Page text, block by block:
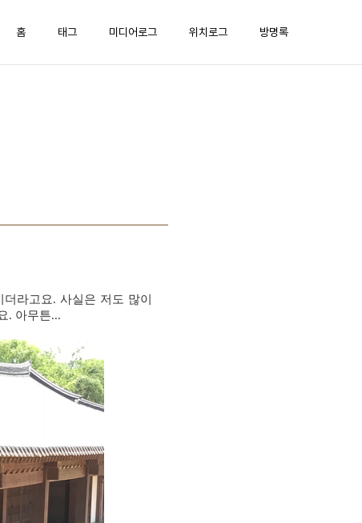
홈 태그 미디어로그 위치로그 방명록
라고요. 사실은 저도 많이
. 아무튼...